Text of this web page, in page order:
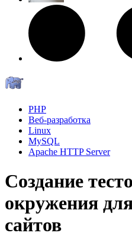
PHP
Веб-разработка
Linux
MySQL
Apache HTTP Server
Создание
окружения
сайтов